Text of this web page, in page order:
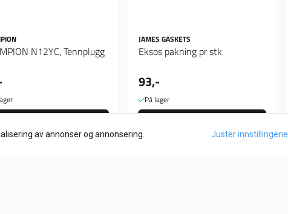
CHAMPION N12YC, Tennplugg
JAMES GASKETS
Eksos pakning pr stk
93,-
På lager
av annonser og annonsering. Juster innstillingene